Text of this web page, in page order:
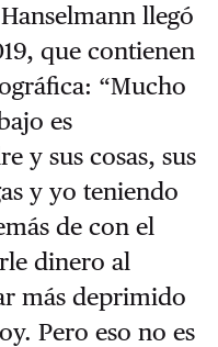
llegó
que contienen
“Mucho
es
y sus cosas, sus
y yo teniendo
de con el
dinero al
más deprimido
Pero eso no es